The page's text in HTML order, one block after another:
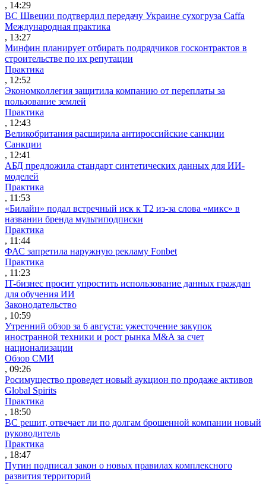
, 14:29
ВС Швеции подтвердил передачу Украине сухогруза Caffa
Международная практика
, 13:27
Минфин планирует отбирать подрядчиков госконтрактов в
строительстве по их репутации
Практика
, 12:52
Экономколлегия защитила компанию от переплаты за
пользование землей
Практика
, 12:43
Великобритания расширила антироссийские санкции
Санкции
, 12:41
АБД предложила стандарт синтетических данных для ИИ-
моделей
Практика
, 11:53
«Билайн» подал встречный иск к Т2 из-за слова «микс» в
названии бренда мультиподписки
Практика
, 11:44
ФАС запретила наружную рекламу Fonbet
Практика
, 11:23
IT-бизнес просит упростить использование данных граждан
для обучения ИИ
Законодательство
, 10:59
Утренний обзор за 6 августа: ужесточение закупок
иностранной техники и рост рынка M&A за счет
национализации
Обзор СМИ
, 09:26
Росимущество проведет новый аукцион по продаже активов
Global Spirits
Практика
, 18:50
ВС решит, отвечает ли по долгам брошенной компании новый
руководитель
Практика
, 18:47
Путин подписал закон о новых правилах комплексного
развития территорий